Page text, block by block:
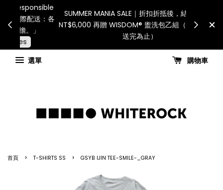
假期間宅配服務將暫停配送。 如遇假日、天災或其
他不可抗力因素，出貨安排可能調整，敬請見諒
International
for all customs
國進口關稅
選單
購物車
首頁 › T-SHIRTS SS › GSYB IJIN TEE-SMILE-_GRAY